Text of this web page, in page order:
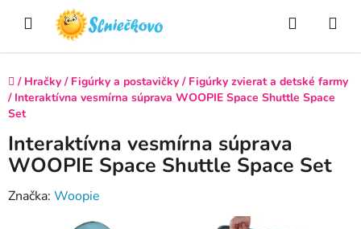
Hľadať
Domov
/ Hračky / Figúrky a postavičky / Figúrky zvierat a detské farmy
/ Interaktívna vesmírna súprava WOOPIE Space Shuttle Space
Set
Interaktívna vesmírna súprava
WOOPIE Space Shuttle Space Set
Značka: Woopie